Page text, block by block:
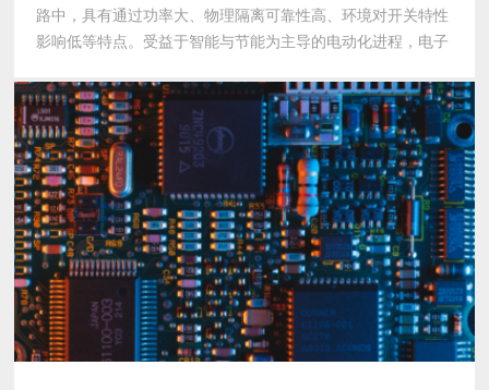
路中，具有通过功率大、物理隔离可靠性高、环境对开关特性
影响低等特点。受益于智能与节能为主导的电动化进程，电子
讯等各个方面。其通过电信号触发的形式提高…